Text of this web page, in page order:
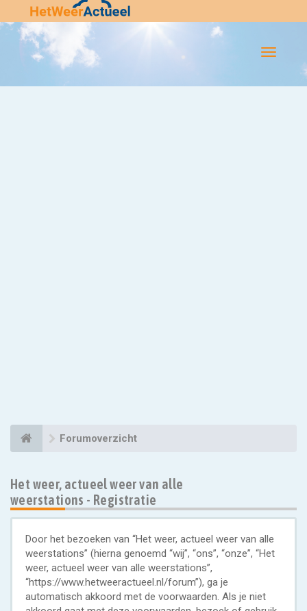
Flip-
Forumoverzicht
Het weer, actueel weer van alle
weerstations - Registratie
Door het bezoeken van “Het weer, actueel weer van alle
weerstations” (hierna genoemd “wij”, “ons”, “onze”, “Het
weer, actueel weer van alle weerstations”,
“https://www.hetweeractueel.nl/forum”), ga je
automatisch akkoord met de voorwaarden. Als je niet